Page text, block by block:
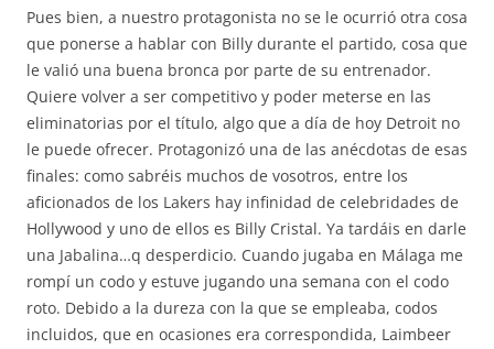
Pues bien, a nuestro protagonista no se le ocurrió otra cosa
que ponerse a hablar con Billy durante el partido, cosa que
le valió una buena bronca por parte de su entrenador.
Quiere volver a ser competitivo y poder meterse en las
eliminatorias por el título, algo que a día de hoy Detroit no
le puede ofrecer. Protagonizó una de las anécdotas de esas
finales: como sabréis muchos de vosotros, entre los
aficionados de los Lakers hay infinidad de celebridades de
Hollywood y uno de ellos es Billy Cristal. Ya tardáis en darle
una Jabalina…q desperdicio. Cuando jugaba en Málaga me
rompí un codo y estuve jugando una semana con el codo
roto. Debido a la dureza con la que se empleaba, codos
incluidos, que en ocasiones era correspondida, Laimbeer